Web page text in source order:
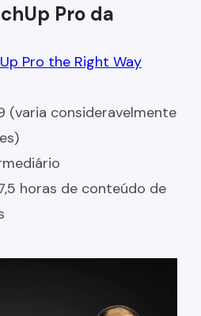
Pro da
Pro the Right Way
(varia consideravelmente
horas de conteúdo de